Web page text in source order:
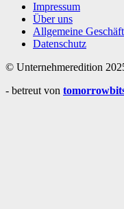
Impressum
Über uns
Allgemeine
Datenschutz
© Unternehmeredition
- betreut von